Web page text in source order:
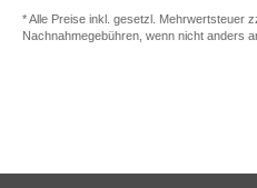
* Alle Preise inkl. gesetzl. Mehrwertsteuer
Nachnahmegebühren, wenn nicht anders